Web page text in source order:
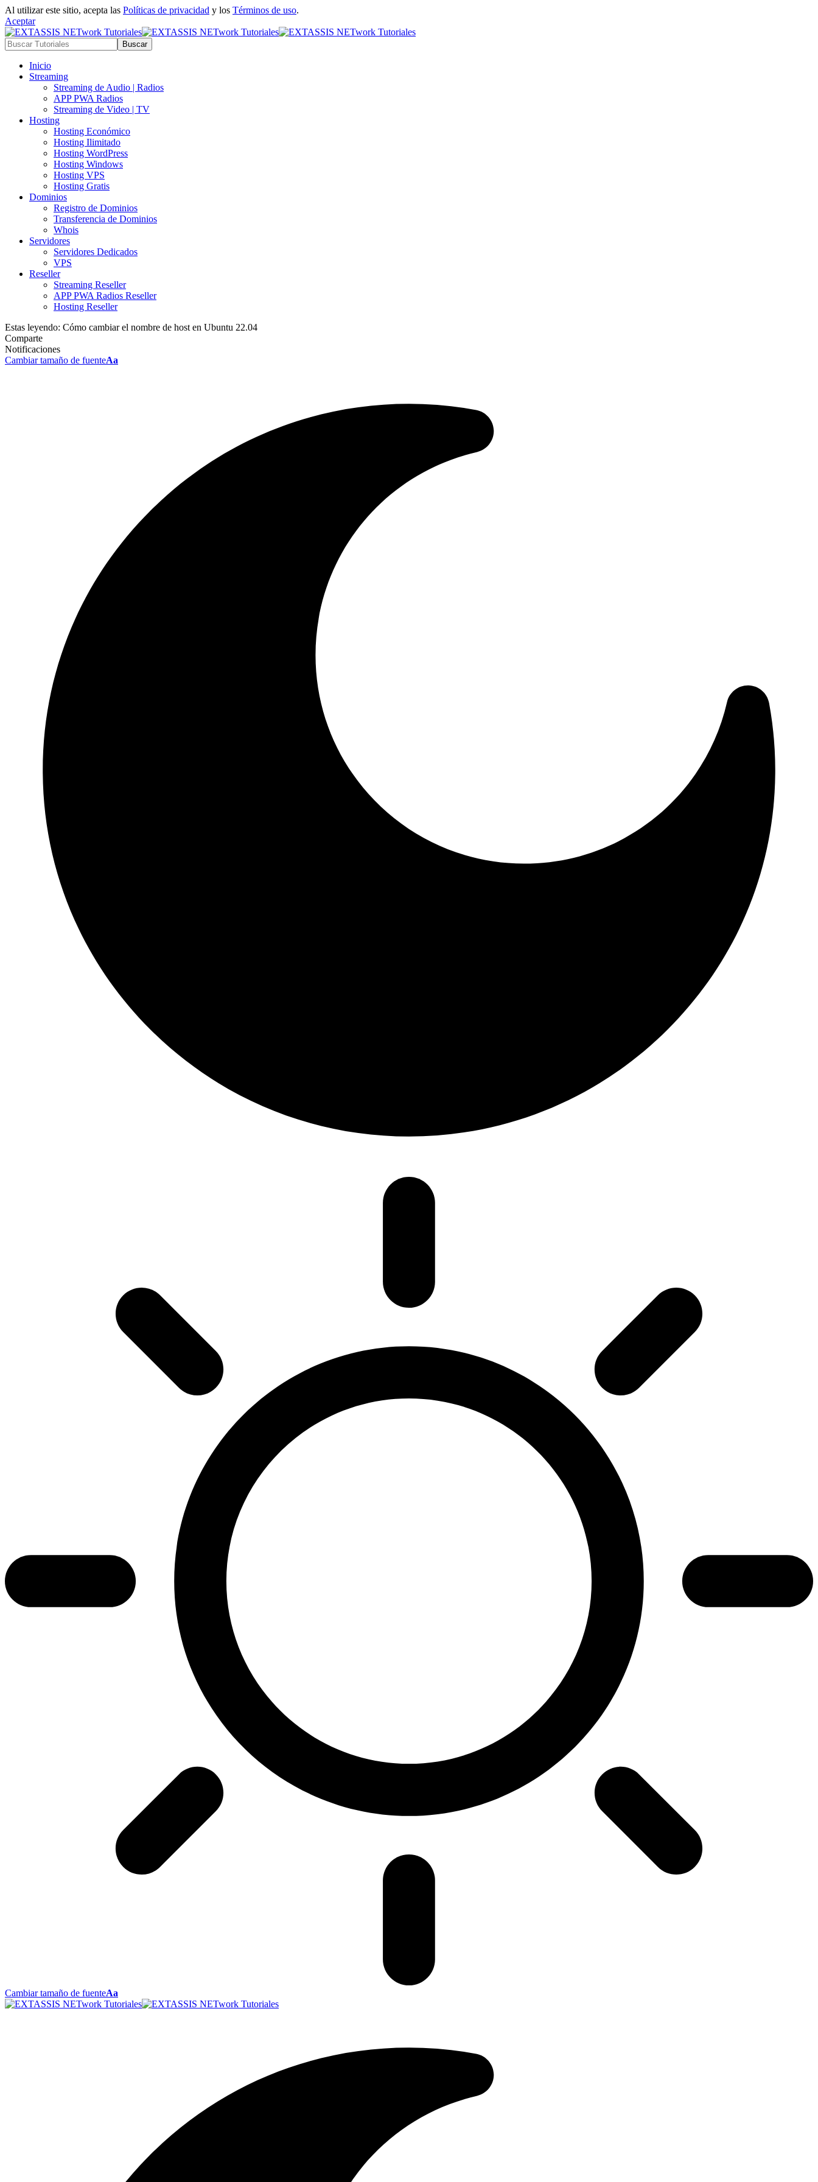
Al utilizar este sitio, acepta las Políticas de privacidad y los Términos de uso.
Aceptar
Inicio
Streaming
Streaming de Audio | Radios
APP PWA Radios
Streaming de Video | TV
Hosting
Hosting Económico
Hosting Ilimitado
Hosting WordPress
Hosting Windows
Hosting VPS
Hosting Gratis
Dominios
Registro de Dominios
Transferencia de Dominios
Whois
Servidores
Servidores Dedicados
VPS
Reseller
Streaming Reseller
APP PWA Radios Reseller
Hosting Reseller
Estas leyendo: Cómo cambiar el nombre de host en Ubuntu 22.04
Comparte
Notificaciones
Cambiar tamaño de fuenteAa
Cambiar tamaño de fuenteAa